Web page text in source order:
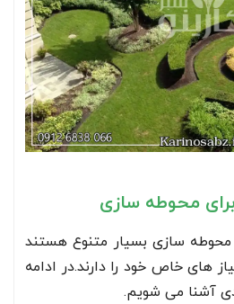
محوطه سازی
سازی بسیار متنوع هستند
های خاص خود را دارند.در ادامه
آشنا می شویم.